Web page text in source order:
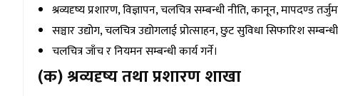
श्रव्यदृष्य प्रशारण, विज्ञापन, चलचित्र सम्बन्धी नीति, कानून, मापदण्ड
सञ्चार उद्योग, चलचित्र उद्योगलाई प्रोत्साहन, छुट सुविधा सिफारिश
चलचित्र जाँच र नियमन सम्बन्धी कार्य गर्ने।
(क) श्रव्यदृष्य तथा प्रशारण शाखा